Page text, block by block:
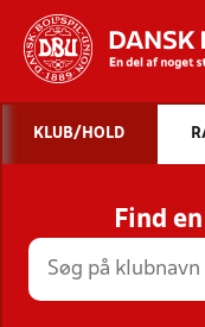
STILLINGER,
KLUB/HOLD
Find